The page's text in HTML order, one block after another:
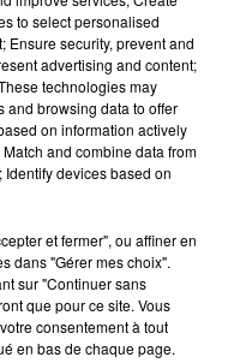
à la vie de chatelain
clip
le remix de « Love
Kylie Minogue
to select personalised
Ensure security, prevent and
advertising and content;
technologies may
and browsing data to offer
on information actively
and combine data from
devices based on
et fermer", ou affiner en
dans "Gérer mes choix".
sur "Continuer sans
que pour ce site. Vous
consentement à tout
en bas de chaque page.